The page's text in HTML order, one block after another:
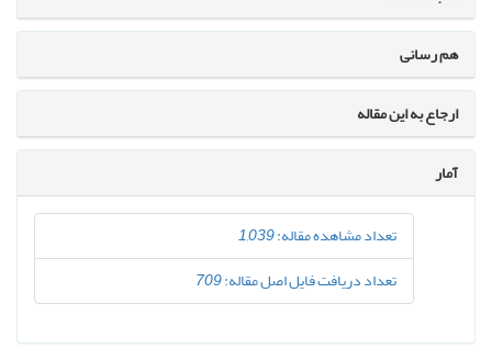
هم رسانی
ارجاع به این مقاله
آمار
تعداد مشاهده مقاله:1,039
تعداد دریافت فایل اصل مقاله:709